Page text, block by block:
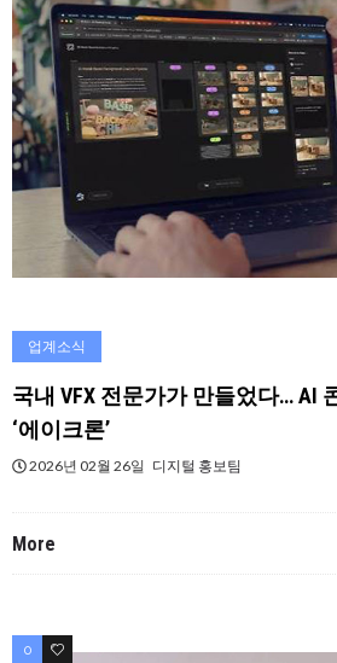
업계소식
국내 VFX 전문가가 만들었다… AI
‘에이크론’
2026년 02월 26일 디지털 홍보팀
More
0 0